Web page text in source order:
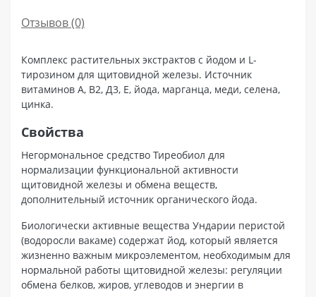
Отзывов (0)
Комплекс растительных экстрактов с йодом и L-
тирозином для щитовидной железы. Источник
витаминов А, В2, Д3, Е, йода, марганца, меди, селена,
цинка.
Свойства
Негормональное средство Тиреобиол для
нормализации функциональной активности
щитовидной железы и обмена веществ,
дополнительный источник органического йода.
Биологически активные вещества Ундарии перистой
(водоросли вакаме) содержат йод, который является
жизненно важным микроэлементом, необходимым для
нормальной работы щитовидной железы: регуляции
обмена белков, жиров, углеводов и энергии в